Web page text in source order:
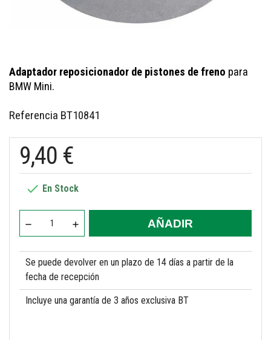
Adaptador reposicionador de pistones de freno para
BMW Mini.
Referencia BT10841
9,40 €
 En Stock
AÑADIR
Se puede devolver en un plazo de 14 días a partir de la
fecha de recepción
Incluye una garantía de 3 años exclusiva BT